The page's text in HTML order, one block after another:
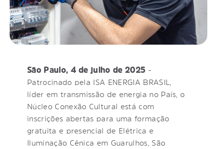
São Paulo, 4 de julho de 2025 -
Patrocinado pela ISA ENERGIA BRASIL,
líder em transmissão de energia no País, o
Núcleo Conexão Cultural está com
inscrições abertas para uma formação
gratuita e presencial de Elétrica e
Iluminação Cênica em Guarulhos, São